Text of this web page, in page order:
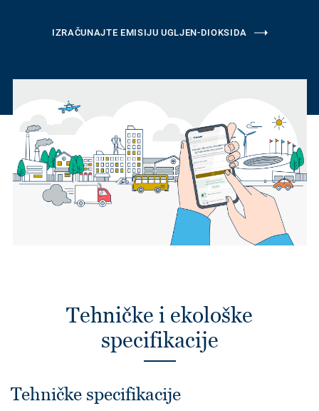
IZRAČUNAJTE EMISIJU UGLJEN-DIOKSIDA
Tehničke i ekološke
specifikacije
Tehničke specifikacije